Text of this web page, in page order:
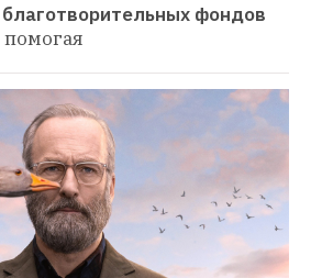
фондов